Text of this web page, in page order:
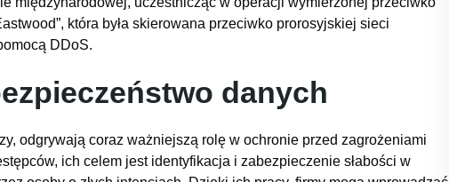
która była skierowana przeciwko prorosyjskiej sieci
DDoS.
danych
odgrywają coraz ważniejszą rolę w ochronie przed zagrożeniami
ich celem jest identyfikacja i zabezpieczenie słabości w